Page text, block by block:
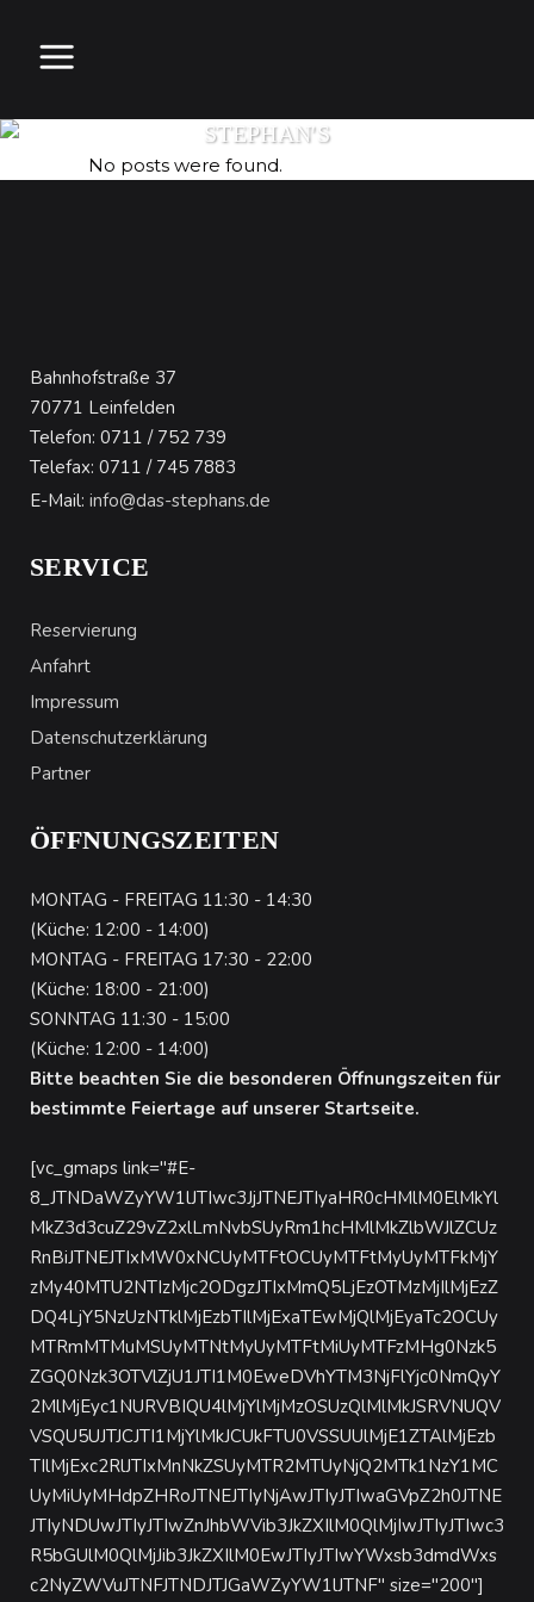
STEPHAN'S
No posts were found.
Bahnhofstraße 37
70771 Leinfelden
Telefon: 0711 / 752 739
Telefax: 0711 / 745 7883
E-Mail: info@das-stephans.de
SERVICE
Reservierung
Anfahrt
Impressum
Datenschutzerklärung
Partner
ÖFFNUNGSZEITEN
MONTAG - FREITAG 11:30 - 14:30
(Küche: 12:00 - 14:00)
MONTAG - FREITAG 17:30 - 22:00
(Küche: 18:00 - 21:00)
SONNTAG 11:30 - 15:00
(Küche: 12:00 - 14:00)
Bitte beachten Sie die besonderen Öffnungszeiten für
bestimmte Feiertage auf unserer Startseite.
[vc_gmaps link="#E-
8_JTNDaWZyYW1lJTIwc3JjJTNEJTIyaHR0cHMlM0ElMkYl
MkZ3d3cuZ29vZ2xlLmNvbSUyRm1hcHMlMkZlbWJlZCUz
RnBiJTNEJTIxMW0xNCUyMTFtOCUyMTFtMyUyMTFkMjY
zMy40MTU2NTIzMjc2ODgzJTIxMmQ5LjEzOTMzMjIlMjEzZ
DQ4LjY5NzUzNTklMjEzbTIlMjExaTEwMjQlMjEyaTc2OCUy
MTRmMTMuMSUyMTNtMyUyMTFtMiUyMTFzMHg0Nzk5
ZGQ0Nzk3OTVlZjU1JTI1M0EweDVhYTM3NjFlYjc0NmQyY
2MlMjEyc1NURVBIQU4lMjYlMjMzOSUzQlMlMkJSRVNUQV
VSQU5UJTJCJTI1MjYlMkJCUkFTU0VSSUUlMjE1ZTAlMjEzb
TIlMjExc2RlJTIxMnNkZSUyMTR2MTUyNjQ2MTk1NzY1MC
UyMiUyMHdpZHRoJTNEJTIyNjAwJTIyJTIwaGVpZ2h0JTNE
JTIyNDUwJTIyJTIwZnJhbWVib3JkZXIlM0QlMjIwJTIyJTIwc3
R5bGUlM0QlMjJib3JkZXIlM0EwJTIyJTIwYWxsb3dmdWxs
c2NyZWVuJTNFJTNDJTJGaWZyYW1lJTNF" size="200"]